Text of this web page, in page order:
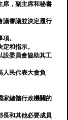
席，副主席和秘書
議審議並決定履行
。
和指示。
設委員會協助其工
人民代表大會負
家總體行政機關的
長和其他必要成員